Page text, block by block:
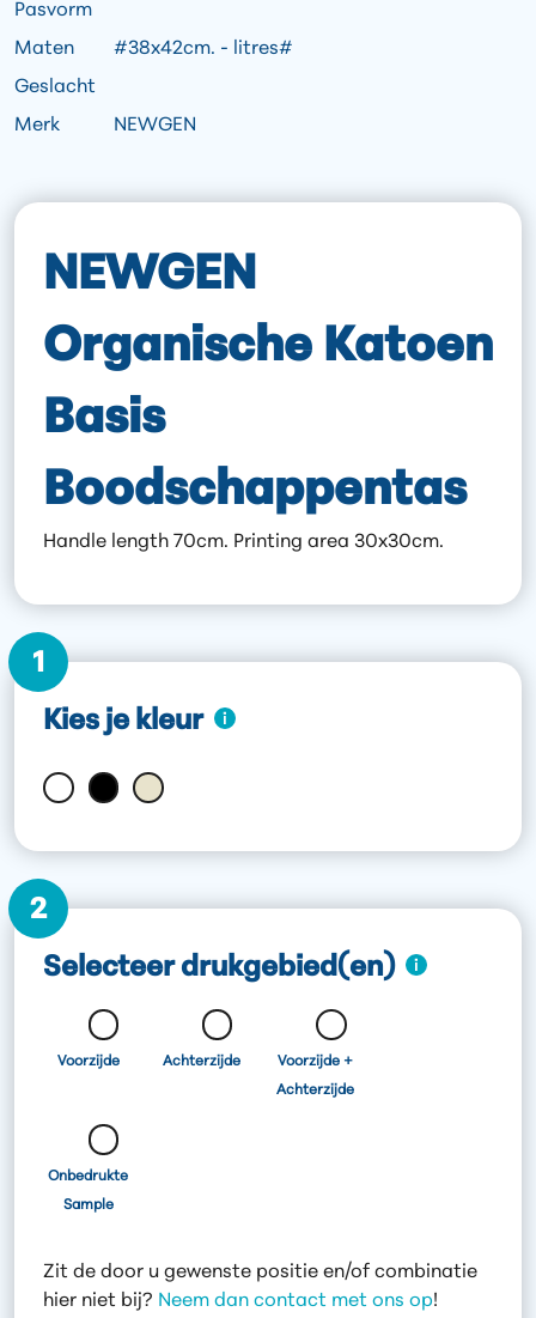
Pasvorm
Maten
#38x42cm. - litres#
Geslacht
Merk
NEWGEN
NEWGEN
Organische Katoen
Basis
Boodschappentas
Handle length 70cm. Printing area 30x30cm.
1
Kies je kleur
2
Selecteer drukgebied(en)
Voorzijde Achterzijde
Voorzijde +
Achterzijde
Onbedrukte
Sample
Zit de door u gewenste positie en/of combinatie
hier niet bij? Neem dan contact met ons op!